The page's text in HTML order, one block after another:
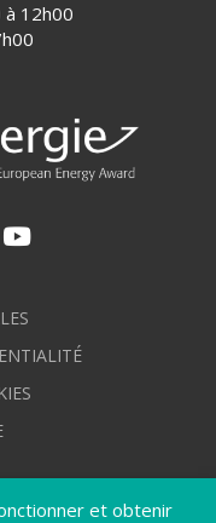
et obtenir
12h00
Facebook
le compte Instagram
vers le compte